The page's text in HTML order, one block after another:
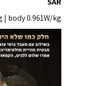
| body 0.961W/kg